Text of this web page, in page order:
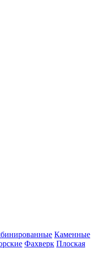
Каменные
Фахверк Плоская